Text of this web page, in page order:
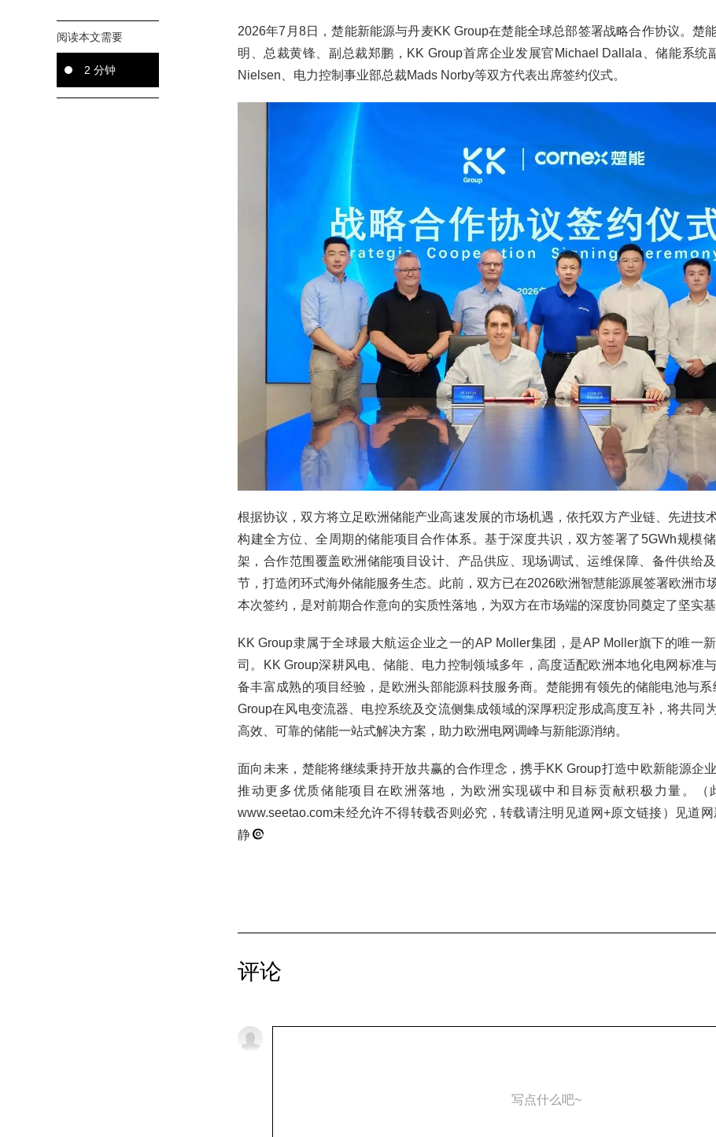
阅读本文需要
2 分钟
2026年7月8日，楚能新能源与丹麦KK Group在楚能全球总部签署战略合作协议。楚
明、总裁黄锋、副总裁郑鹏，KK Group首席企业发展官Michael Dallala、储能系统
Nielsen、电力控制事业部总裁Mads Norby等双方代表出席签约仪式。
根据协议，双方将立足欧洲储能产业高速发展的市场机遇，依托双方产业链、先进技
构建全方位、全周期的储能项目合作体系。基于深度共识，双方签署了5GWh规模
架，合作范围覆盖欧洲储能项目设计、产品供应、现场调试、运维保障、备件供给
节，打造闭环式海外储能服务生态。此前，双方已在2026欧洲智慧能源展签署欧洲市
本次签约，是对前期合作意向的实质性落地，为双方在市场端的深度协同奠定了坚实基
KK Group隶属于全球最大航运企业之一的AP Moller集团，是AP Moller旗下的唯一
司。KK Group深耕风电、储能、电力控制领域多年，高度适配欧洲本地化电网标准
备丰富成熟的项目经验，是欧洲头部能源科技服务商。楚能拥有领先的储能电池与
Group在风电变流器、电控系统及交流侧集成领域的深厚积淀形成高度互补，将共同
高效、可靠的储能一站式解决方案，助力欧洲电网调峰与新能源消纳。
面向未来，楚能将继续秉持开放共赢的合作理念，携手KK Group打造中欧新能源企
推动更多优质储能项目在欧洲落地，为欧洲实现碳中和目标贡献积极力量。（
www.seetao.com未经允许不得转载否则必究，转载请注明见道网+原文链接）见道
静
评论
写点什么吧~